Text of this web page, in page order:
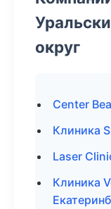
округ
Center
Клиника
Laser
Клиника